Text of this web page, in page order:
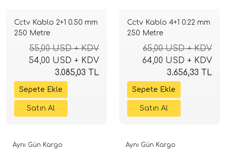
Cctv Kablo 2+1 0.50 mm
250 Metre
55,00 USD + KDV
54,00 USD + KDV
3.085,03 TL
Cctv Kablo 4+1 0.22 mm
250 Metre
65,00 USD + KDV
64,00 USD + KDV
3.656,33 TL
Aynı Gün Kargo Aynı Gün Kargo